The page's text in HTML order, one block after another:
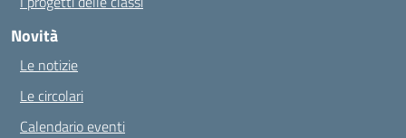
Novità
Le notizie
Le circolari
Calendario eventi